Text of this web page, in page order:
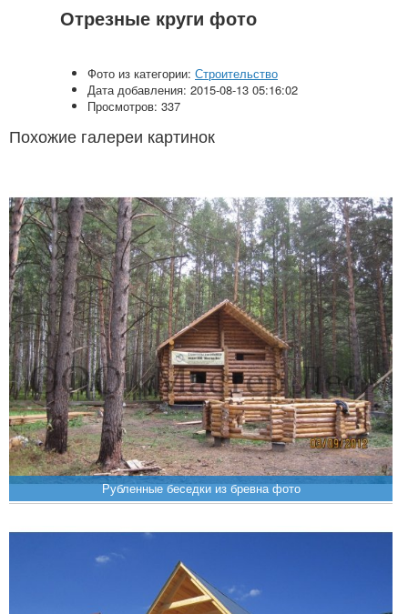
Отрезные круги фото
Фото из категории: Строительство
Дата добавления: 2015-08-13 05:16:02
Просмотров: 337
Похожие галереи картинок
Рубленные беседки из бревна фото